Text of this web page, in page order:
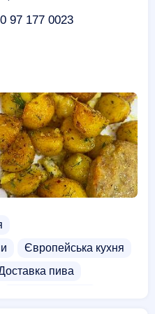
В'єтнамська кухня
97 177 0023
Європейська кухня
пива